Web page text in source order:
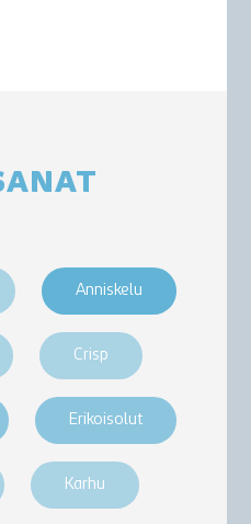
Anniskelu
Crisp
Erikoisolut
Karhu